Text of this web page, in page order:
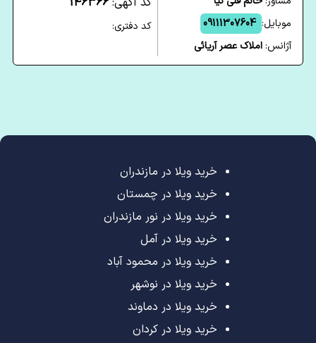
موبایل: 09111307604
آژانس:املاک عصر آریائی
کد دفتری:
خرید ویلا در مازندران
خرید ویلا در چمستان
خرید ویلا در نور مازندران
خرید ویلا در آمل
خرید ویلا در محمود آباد
خرید ویلا در نوشهر
خرید ویلا در دماوند
خرید ویلا در کردان